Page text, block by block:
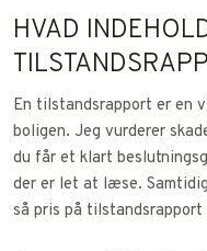
HVAD
En tilstandsrapport er en
boligen. Jeg vurderer
du får et klart
der er let at læse.
så pris på tilstandsrapport